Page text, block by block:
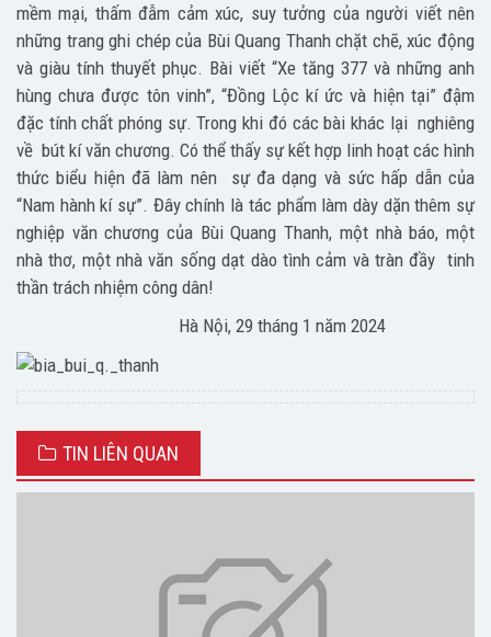
mềm mại, thấm đẫm cảm xúc, suy tưởng của người viết nên
những trang ghi chép của Bùi Quang Thanh chặt chẽ, xúc động
và giàu tính thuyết phục. Bài viết “Xe tăng 377 và những anh
hùng chưa được tôn vinh”, “Đồng Lộc kí ức và hiện tại” đậm
đặc tính chất phóng sự. Trong khi đó các bài khác lại nghiêng
về bút kí văn chương. Có thể thấy sự kết hợp linh hoạt các hình
thức biểu hiện đã làm nên sự đa dạng và sức hấp dẫn của
“Nam hành kí sự”. Đây chính là tác phẩm làm dày dặn thêm sự
nghiệp văn chương của Bùi Quang Thanh, một nhà báo, một
nhà thơ, một nhà văn sống dạt dào tình cảm và tràn đầy tinh
thần trách nhiệm công dân!
Hà Nội, 29 tháng 1 năm 2024
TIN LIÊN QUAN